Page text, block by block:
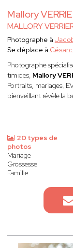
Mallory
MALLORY
Photographe à
Se déplace à
Photographe
timides, Mallory
Portraits, mariages,
bienveillant révèle la
20 types de
photos
Mariage
Grossesse
Famille